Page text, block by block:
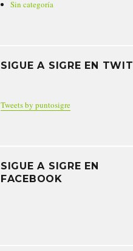
Sin categoría
SIGUE A SIGRE EN
Tweets by puntosigre
SIGUE A SIGRE EN
FACEBOOK